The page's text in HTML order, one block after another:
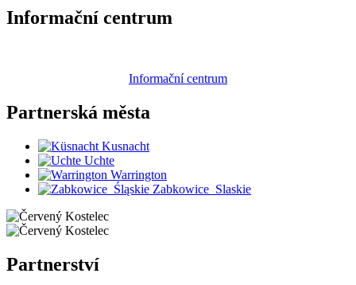
Informační centrum
Informační centrum
Partnerská města
Kusnacht
Uchte
Warrington
Zabkowice_Slaskie
Partnerství